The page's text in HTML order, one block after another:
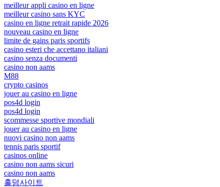
meilleur appli casino en ligne
meilleur casino sans KYC
casino en ligne retrait rapide 2026
nouveau casino en ligne
limite de gains paris sportifs
casino esteri che accettano italiani
casino senza documenti
casino non aams
M88
crypto casinos
jouer au casino en ligne
pos4d login
pos4d login
scommesse sportive mondiali
jouer au casino en ligne
nuovi casino non aams
tennis paris sportif
casinos online
casino non aams sicuri
casino non aams
홀덤사이트